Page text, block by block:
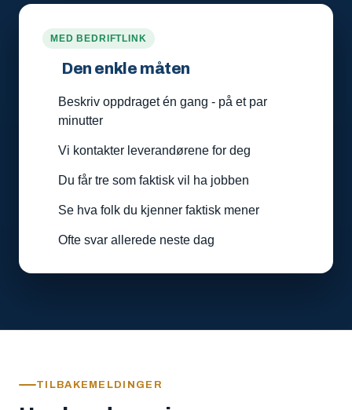
MED BEDRIFTLINK
Den enkle måten
Beskriv oppdraget én gang - på et par
minutter
Vi kontakter leverandørene for deg
Du får tre som faktisk vil ha jobben
Se hva folk du kjenner faktisk mener
Ofte svar allerede neste dag
TILBAKEMELDINGER